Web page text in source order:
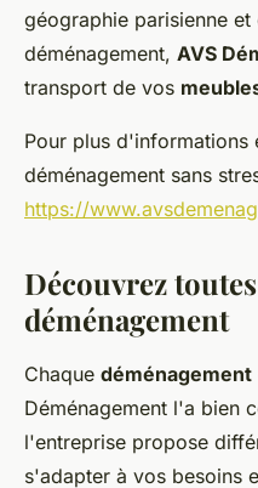
géographie parisienne
déménagement, AVS
transport de vos
Pour plus
déménagement sans
https://
Découvrez
déménagement
Chaque déménagement
Déménagement l'a bien
l'entreprise propose
s'adapter à vos besoins